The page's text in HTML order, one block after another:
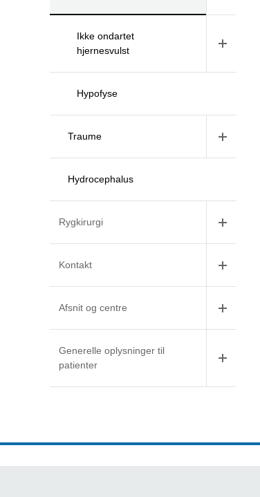
Ikke ondartet
hjernesvulst
Hypofyse
Traume
Hydrocephalus
Rygkirurgi
Kontakt
Afsnit og centre
Generelle oplysninger til
patienter